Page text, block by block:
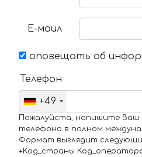
Е-маил
оповещать об
Телефон
+49
Пожалуйста, напишите Ваш
телефона в полном
Формат выглядит
+Код_страны